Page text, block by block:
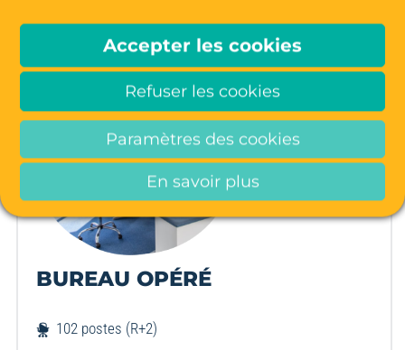
BUREAU OPÉRÉ
102 postes (R+2)
Accepter les cookies
Refuser les cookies
En savoir plus
Paramètres des cookies